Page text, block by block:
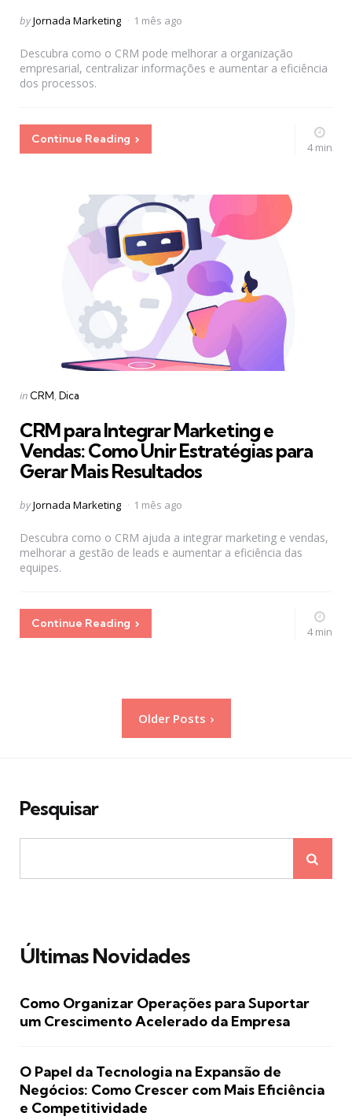
Posted
byJornada Marketing 1 mês ago
Descubra como o CRM pode melhorar a organização
empresarial, centralizar informações e aumentar a eficiência
dos processos.
Continue Reading
4 min
Categories
Posted
in CRM Dica
CRM para Integrar Marketing e
Vendas: Como Unir Estratégias para
Gerar Mais Resultados
Posted
byJornada Marketing 1 mês ago
Descubra como o CRM ajuda a integrar marketing e vendas,
melhorar a gestão de leads e aumentar a eficiência das
equipes.
Continue Reading
4 min
Older Posts
Pesquisar
Últimas Novidades
Como Organizar Operações para Suportar
um Crescimento Acelerado da Empresa
O Papel da Tecnologia na Expansão de
Negócios: Como Crescer com Mais Eficiência
e Competitividade